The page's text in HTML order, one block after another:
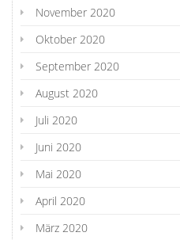
November 2020
Oktober 2020
September 2020
August 2020
Juli 2020
Juni 2020
Mai 2020
April 2020
März 2020